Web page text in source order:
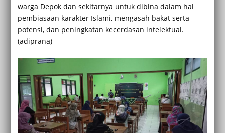
warga Depok dan sekitarnya untuk dibina dalam hal
pembiasaan karakter Islami, mengasah bakat serta
potensi, dan peningkatan kecerdasan intelektual.
(adiprana)